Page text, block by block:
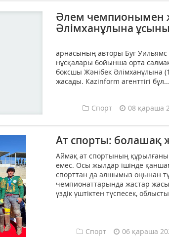
Әлем чемпионымен
Әлімханұлына
LDUBB
арнасының авторы Буг Уильямс
нұсқалары бойынша орта
боксшы Жәнібек Әлімханұлына
жасады. Кazinform агенттігі бұл...
Спорт 08 қараша
Ат спорты: болашақ
Аймақ ат спортының
емес. Осы жылдар ішінде
спорттан да алшымыз оңынан
чемпионаттарында жастар
үздік үштіктен түспесек,
Спорт 06 қараша